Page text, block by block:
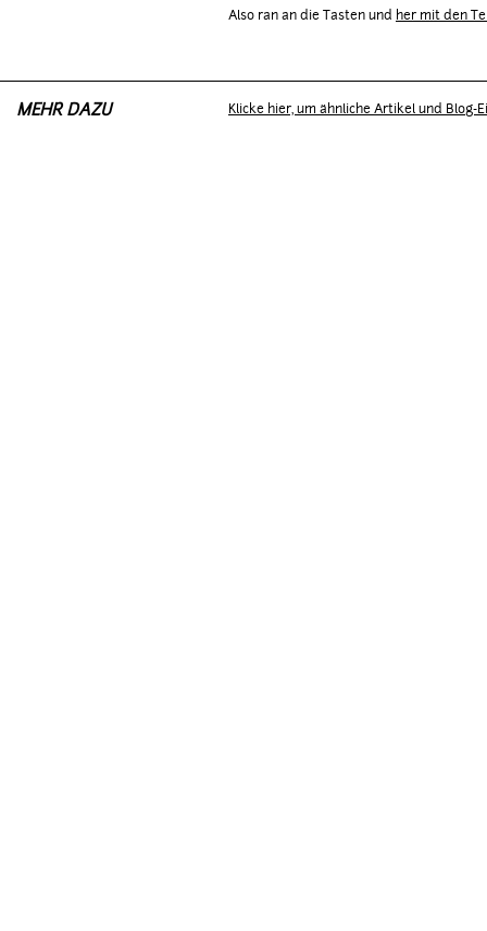
Also ran an die Tasten und her mit den
MEHR DAZU Klicke hier, um ähnliche Artikel und Blog-